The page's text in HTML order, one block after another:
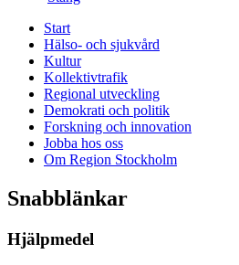
Start
Hälso- och sjukvård
Kultur
Kollektivtrafik
Regional utveckling
Demokrati och politik
Forskning och innovation
Jobba hos oss
Om Region Stockholm
Snabblänkar
Hjälpmedel